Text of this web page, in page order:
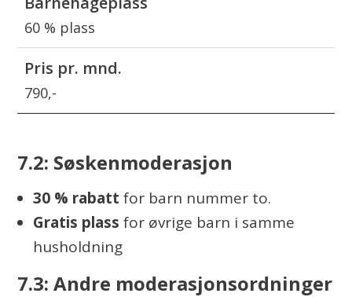
60 % plass
790,-
7.2: Søskenmoderasjon
30 % rabattfor barn nummer to.
Gratis plassfor øvrige barn i samme
husholdning
7.3: Andre moderasjonsordninger